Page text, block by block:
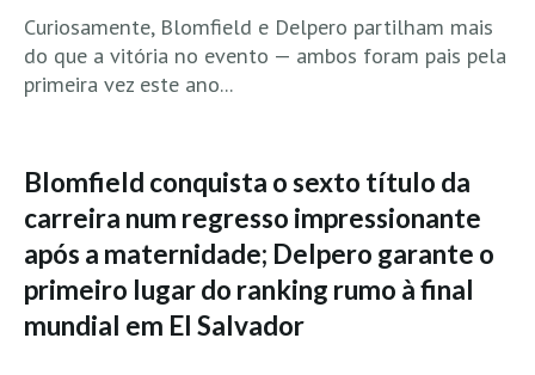
GRANDE PORTO
Aguçadoura HD
Póvoa de Varzim
Azurara HD
Praia de Árvore - Areal HD
Mindelo
Mindelo meia laranja HD
Pedras do Corgo - Melanina HD
Curiosamente, Blomfield e Delpero partilham mais
do que a vitória no evento — ambos foram pais pela
primeira vez este ano...
Blomfield conquista o sexto título da
carreira num regresso impressionante
após a maternidade; Delpero garante o
primeiro lugar do ranking rumo à final
mundial em El Salvador